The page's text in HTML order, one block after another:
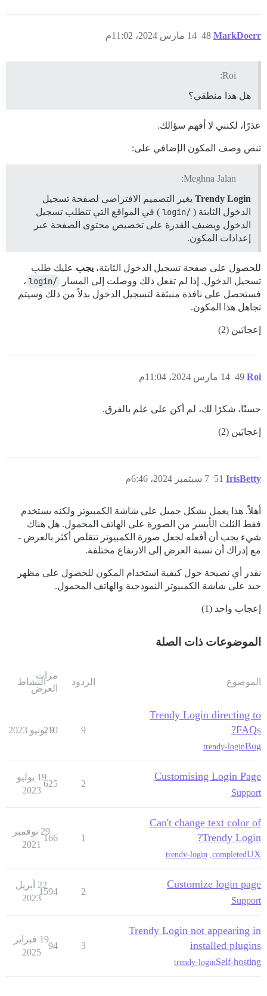
MarkDoerr 14 مارس 2024، 11:02م 48
Roi:
هل هذا منطقي؟
عذرًا، لكنني لا أفهم سؤالك.
تنص وصف المكون الإضافي على:
Meghna Jalan:
Trendy Login يغير التصميم الافتراضي لصفحة تسجيل
الدخول الثابتة ( /login
) في المواقع التي تتطلب تسجيل
الدخول ويضيف القدرة على تخصيص محتوى الصفحة عبر
إعدادات المكون.
للحصول على صفحة تسجيل الدخول الثابتة، يجب عليك طلب
تسجيل الدخول. إذا لم تفعل ذلك ووصلت إلى المسار
/login
،
فستحصل على نافذة منبثقة لتسجيل الدخول بدلاً من ذلك وسيتم
تجاهل هذا المكون.
إعجابَين (2)
Roi 14 مارس 2024، 11:04م 49
حسنًا، شكرًا لك، لم أكن على علم بالفرق.
إعجابَين (2)
IrisBetty 7 سبتمبر 2024، 6:46م 51
أهلاً. هذا يعمل بشكل جميل على شاشة الكمبيوتر ولكنه يستخدم
فقط الثلث الأيسر من الصورة على الهاتف المحمول. هل هناك
شيء يجب أن أفعله لجعل صورة الكمبيوتر تتقلص أكثر بالعرض -
مع إدراك أن نسبة العرض إلى الارتفاع مختلفة.
نقدر أي نصيحة حول كيفية استخدام المكون للحصول على مظهر
جيد على شاشة الكمبيوتر النموذجية والهاتف المحمول.
إعجاب واحد (1)
الموضوعات ذات الصلة
الموضوع الردود
مرات
العرض
النشاط
Trendy Login directing to
FAQs?
Bug
trendy-login
9
210
9 يونيو 2023
Customising Login Page
Support
2
625
19 يوليو
2023
Can't change text color of
Trendy Login?
UX
completed
trendy-login
1
166
29 نوفمبر
2021
Customize login page
Support
2
1594
22 أبريل
2023
Trendy Login not appearing in
installed plugins
Self-hosting
trendy-login
3
94
19 فبراير
2025